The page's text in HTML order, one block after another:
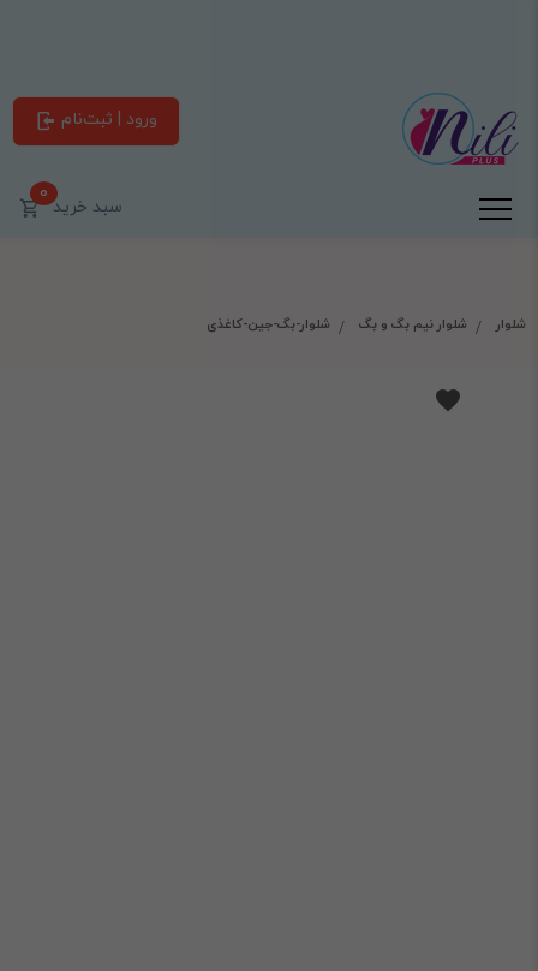
ورود | ثبت‌نام
سبد خرید0
شلوار شلوار نیم بگ و بگ شلوار-بگ-جین-کاغذی